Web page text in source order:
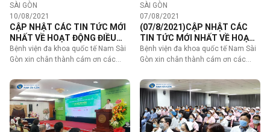
SÀI GÒN
10/08/2021
CẬP NHẬT CÁC TIN TỨC MỚI
NHẤT VỀ HOẠT ĐỘNG ĐIỀU
TRỊ BỆNH NHÂN COVID-19
Bệnh viện đa khoa quốc tế Nam Sài
Gòn xin chân thành cám ơn các…
SÀI GÒN
07/08/2021
(07/8/2021)CẬP NHẬT CÁC
TIN TỨC MỚI NHẤT VỀ HOẠT
ĐỘNG ĐIỀU TRỊ BỆNH NHÂN
COVID-19 TẠI BỆNH VIỆN
Bệnh viện đa khoa quốc tế Nam Sài
Gòn xin chân thành cám ơn các…